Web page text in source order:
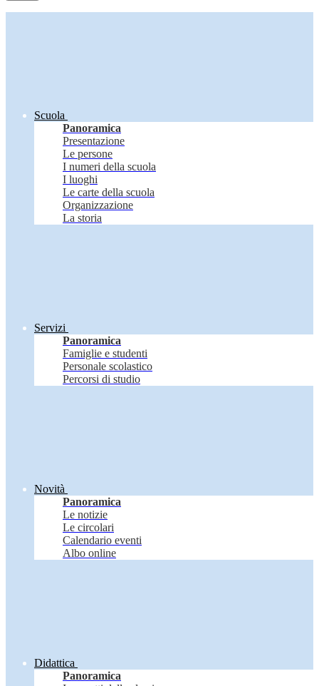
Scuola
Panoramica
Presentazione
Le persone
I numeri della scuola
I luoghi
Le carte della scuola
Organizzazione
La storia
Servizi
Panoramica
Famiglie e studenti
Personale scolastico
Percorsi di studio
Novità
Panoramica
Le notizie
Le circolari
Calendario eventi
Albo online
Didattica
Panoramica